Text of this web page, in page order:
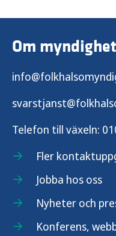
Om
Telefon till växeln:
Fler
Jobba hos oss
Nyheter och
Konferens,